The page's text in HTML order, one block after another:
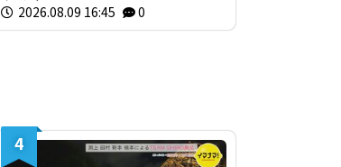
2026.08.09 16:45 0
4